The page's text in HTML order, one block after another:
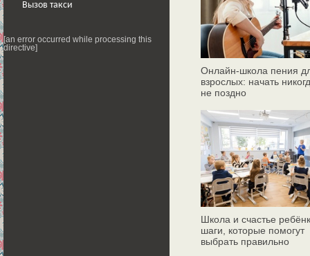
Вызов такси
[an error occurred while processing this
directive]
Онлайн‑школа пения
взрослых: начать
не поздно
Школа и счастье
шаги, которые помогут
выбрать правильно